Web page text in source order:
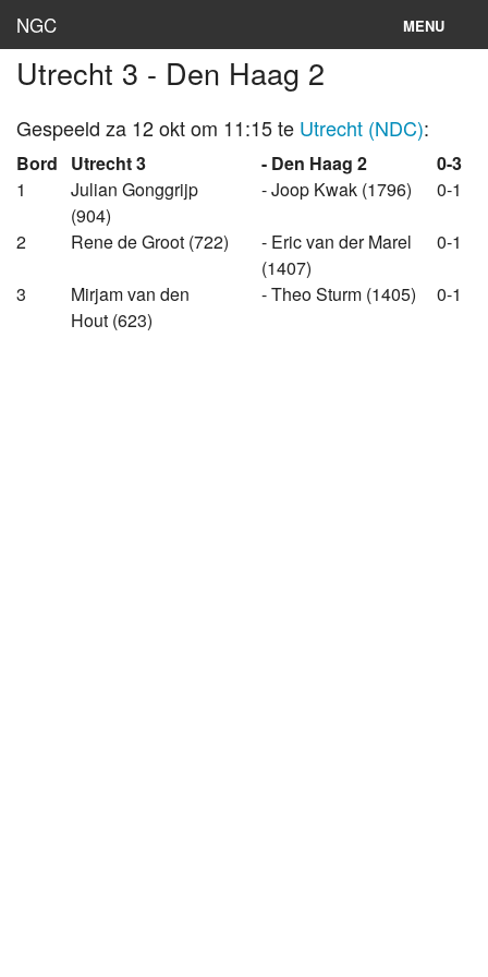
NGC MENU
Inloggen
Stand
Rooster
Utrecht 3 - Den Haag 2
Gespeeld za 12 okt om 11:15 te Utrecht (NDC):
Bord Utrecht 3 - Den Haag 2
0-3
1
Julian Gonggrijp
(904)
- Joop Kwak (1796) 0-1
2 Rene de Groot (722)
- Eric van der Marel
(1407)
0-1
3
Mirjam van den
Hout (623)
- Theo Sturm (1405) 0-1